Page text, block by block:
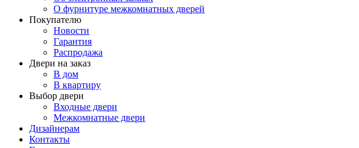
О фурнитуре межкомнатных дверей
Покупателю
Новости
Гарантия
Распродажа
Двери на заказ
В дом
В квартиру
Выбор двери
Входные двери
Межкомнатные двери
Дизайнерам
Контакты